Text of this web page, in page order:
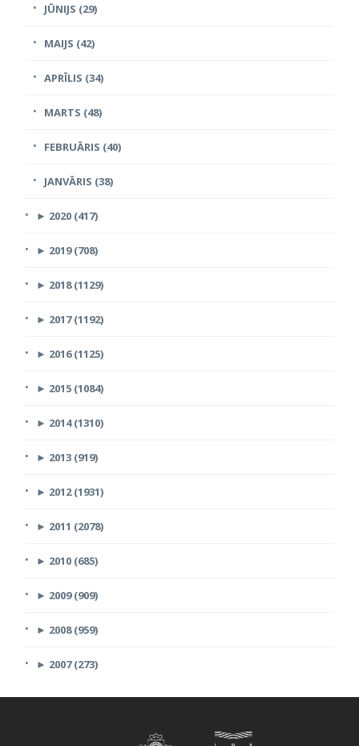
JŪNIJS (29)
MAIJS (42)
APRĪLIS (34)
MARTS (48)
FEBRUĀRIS (40)
JANVĀRIS (38)
► 2020 (417)
► 2019 (708)
► 2018 (1129)
► 2017 (1192)
► 2016 (1125)
► 2015 (1084)
► 2014 (1310)
► 2013 (919)
► 2012 (1931)
► 2011 (2078)
► 2010 (685)
► 2009 (909)
► 2008 (959)
► 2007 (273)